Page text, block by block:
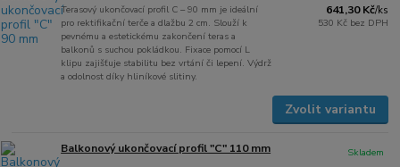
Terasový ukončovací profil C – 90 mm je ideální
pro rektifikační terče a dlažbu 2 cm. Slouží k
pevnému a estetickému zakončení teras a
balkonů s suchou pokládkou. Fixace pomocí L
klipu zajišťuje stabilitu bez vrtání či lepení. Výdrž
a odolnost díky hliníkové slitiny.
641,30 Kč/ks
530 Kč bez DPH
Zvolit variantu
Balkonový ukončovací profil "C" 110 mm Skladem